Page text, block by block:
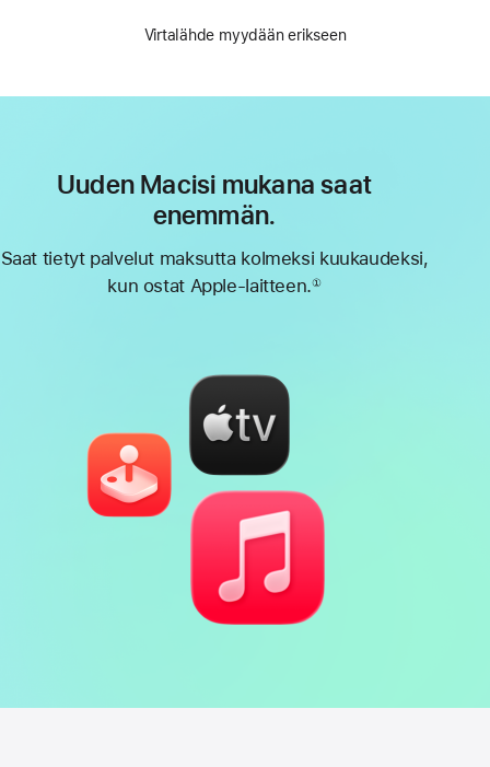
Virtalähde myydään erikseen
Uuden Macisi mukana saat
enemmän.
Saat tietyt palvelut maksutta kolmeksi kuukaudeksi,
kun ostat Apple-laitteen.①